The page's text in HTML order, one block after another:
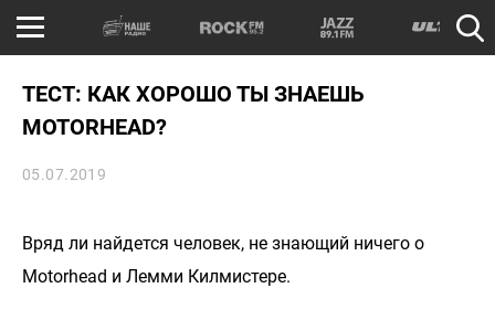
ТЕСТ: КАК ХОРОШО ТЫ ЗНАЕШЬ
MOTORHEAD?
05.07.2019
Вряд ли найдется человек, не знающий ничего о
Motorhead и Лемми Килмистере.